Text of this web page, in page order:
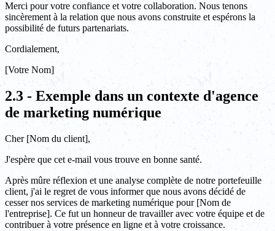
Merci pour votre confiance et votre collaboration. Nous tenons
sincèrement à la relation que nous avons construite et espérons la
possibilité de futurs partenariats.
Cordialement,
[Votre Nom]
2.3 - Exemple dans un contexte d'agence
de marketing numérique
Cher [Nom du client],
J'espère que cet e-mail vous trouve en bonne santé.
Après mûre réflexion et une analyse complète de notre portefeuille
client, j'ai le regret de vous informer que nous avons décidé de
cesser nos services de marketing numérique pour [Nom de
l'entreprise]. Ce fut un honneur de travailler avec votre équipe et de
contribuer à votre présence en ligne et à votre croissance.